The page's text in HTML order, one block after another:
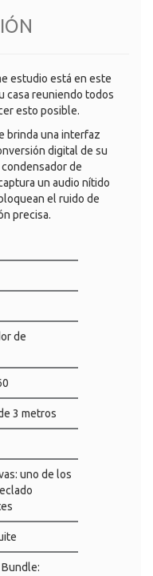
estudio está en este
casa reuniendo todos
esto posible.
brinda una interfaz
digital de su
de
un audio nítido
el ruido de
precisa.
de
3 metros
uno de los